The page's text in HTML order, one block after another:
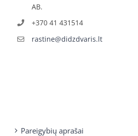
AB.
+370 41 431514
rastine@didzdvaris.lt
Pareigybių aprašai